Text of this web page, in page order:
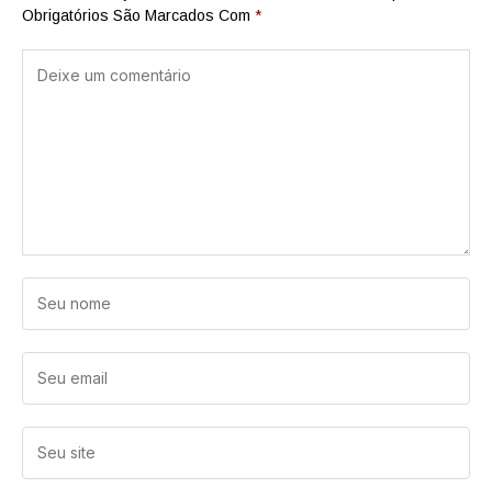
Obrigatórios São Marcados Com *